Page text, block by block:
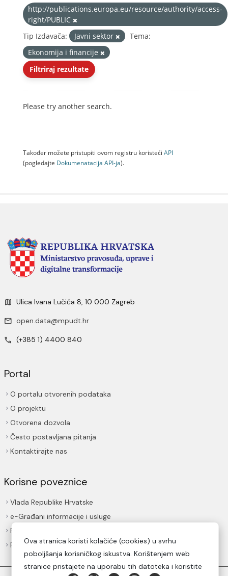
http://publications.europa.eu/resource/authority/access-
right/PUBLIC
Tip Izdavača:
Javni sektor
Tema:
Ekonomija i financije
Filtriraj rezultate
Please try another search.
Također možete pristupiti ovom registru koristeći API
(pogledajte Dokumenаtаcijа API-jа).